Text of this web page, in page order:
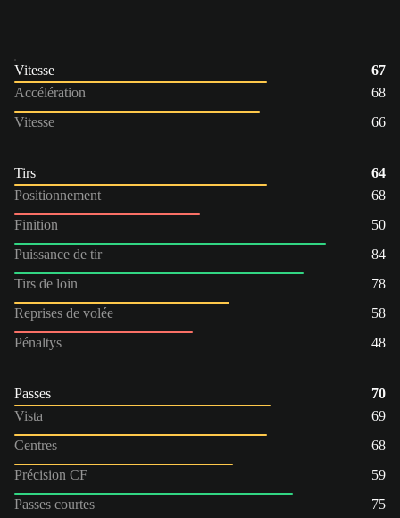
Vitesse
67
Accélération
68
Vitesse
66
Tirs
64
Positionnement
68
Finition
50
Puissance de tir
84
Tirs de loin
78
Reprises de volée
58
Pénaltys
48
Passes
70
Vista
69
Centres
68
Précision CF
59
Passes courtes
75